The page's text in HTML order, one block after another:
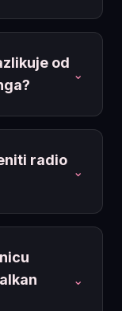
od
⌄
radio
⌄
⌄